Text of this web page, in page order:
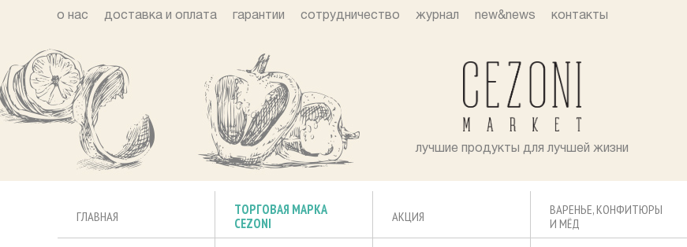
о нас доставка и оплата гарантии сотрудничество журнал new&news контакты
лучшие продукты для лучшей жизни
ГЛАВНАЯ
ТОРГОВАЯ МАРКА
CEZONI
АКЦИЯ
ВАРЕНЬЕ, КОНФИТЮРЫ
И МЁД